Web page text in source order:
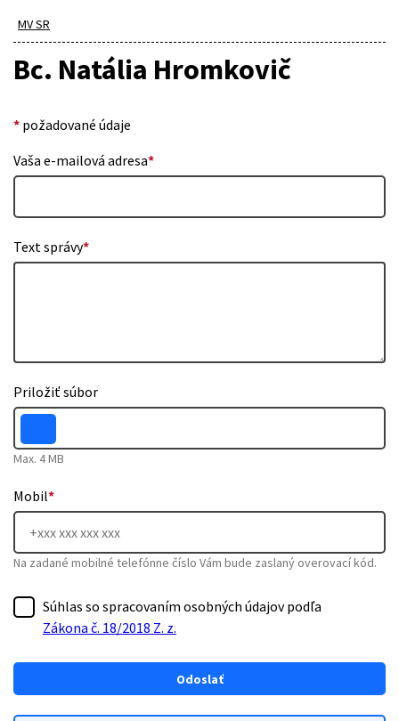
MV SR
Bc. Natália Hromkovič
* požadované údaje
Vaša e-mailová adresa*
Text správy*
Priložiť súbor
Max. 4 MB
Mobil*
Na zadané mobilné telefónne číslo Vám bude zaslaný overovací kód.
Súhlas so spracovaním osobných údajov podľa
Zákona č. 18/2018 Z. z.